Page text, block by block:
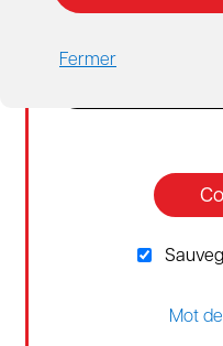
Fermer
Mot de passe
Mot